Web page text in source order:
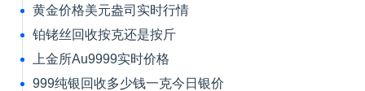
黄金价格美元盎司实时行情
铂铑丝回收按克还是按斤
上金所Au9999实时价格
999纯银回收多少钱一克今日银价